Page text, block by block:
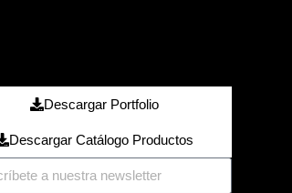
Descargar Portfolio
Descargar Catálogo Productos